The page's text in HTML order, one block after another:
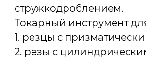
стружкодроблением.
Токарный инструмент
1. резцы с
2. резы с